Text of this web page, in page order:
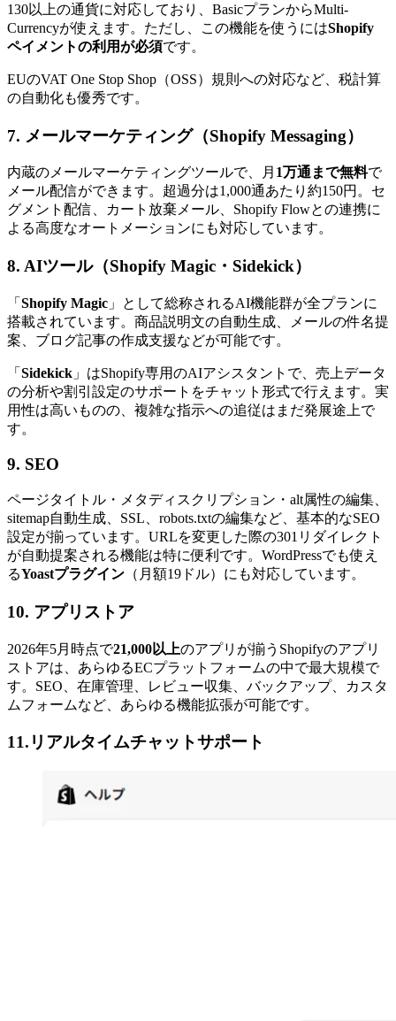
130以上の通貨に対応しており、BasicプランからMulti-
Currencyが使えます。ただし、この機能を使うにはShopify
ペイメントの利用が必須です。
EUのVAT One Stop Shop（OSS）規則への対応など、税計算
の自動化も優秀です。
7. メールマーケティング（Shopify Messaging）
内蔵のメールマーケティングツールで、月 1万通まで無料で
メール配信ができます。超過分は1,000通あたり約150円。セ
グメント配信、カート放棄メール、Shopify Flowとの連携に
よる高度なオートメーションにも対応しています。
8. AIツール（Shopify Magic・Sidekick）
「 Shopify Magic 」として総称されるAI機能群が全プランに
搭載されています。商品説明文の自動生成、メールの件名提
案、ブログ記事の作成支援などが可能です。
「 Sidekick 」はShopify専用のAIアシスタントで、売上データ
の分析や割引設定のサポートをチャット形式で行えます。実
用性は高いものの、複雑な指示への追従はまだ発展途上で
す。
9. SEO
ページタイトル・メタディスクリプション・alt属性の編集、
sitemap自動生成、SSL、robots.txtの編集など、基本的なSEO
設定が揃っています。URLを変更した際の301リダイレクト
が自動提案される機能は特に便利です。WordPressでも使え
るYoastプラグイン （月額19ドル）にも対応しています。
10. アプリストア
2026年5月時点で21,000以上のアプリが揃うShopifyのアプリ
ストアは、あらゆるECプラットフォームの中で最大規模で
す。SEO、在庫管理、レビュー収集、バックアップ、カスタ
ムフォームなど、あらゆる機能拡張が可能です。
11.リアルタイムチャットサポート